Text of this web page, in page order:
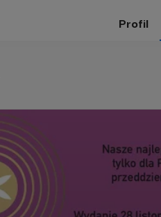
Profil